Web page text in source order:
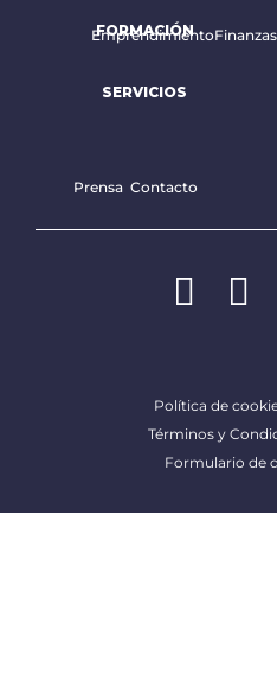
FORMACIÓN
EmprendimientoFinanzas
SERVICIOS
Prensa Contacto
Política de
Términos y
Formulario de